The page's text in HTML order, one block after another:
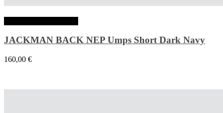
JACKMAN BACK NEP Umps Short Dark Navy
160,00 €